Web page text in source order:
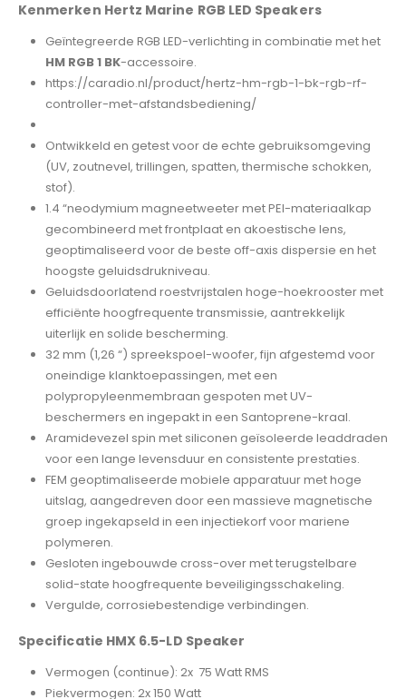
Kenmerken Hertz Marine RGB LED Speakers
Geïntegreerde RGB LED-verlichting in combinatie met het
HM RGB 1 BK-accessoire.
https://caradio.nl/product/hertz-hm-rgb-1-bk-rgb-rf-
controller-met-afstandsbediening/
Ontwikkeld en getest voor de echte gebruiksomgeving
(UV, zoutnevel, trillingen, spatten, thermische schokken,
stof).
1.4 “neodymium magneetweeter met PEI-materiaalkap
gecombineerd met frontplaat en akoestische lens,
geoptimaliseerd voor de beste off-axis dispersie en het
hoogste geluidsdrukniveau.
Geluidsdoorlatend roestvrijstalen hoge-hoekrooster met
efficiënte hoogfrequente transmissie, aantrekkelijk
uiterlijk en solide bescherming.
32 mm (1,26 “) spreekspoel-woofer, fijn afgestemd voor
oneindige klanktoepassingen, met een
polypropyleenmembraan gespoten met UV-
beschermers en ingepakt in een Santoprene-kraal.
Aramidevezel spin met siliconen geïsoleerde leaddraden
voor een lange levensduur en consistente prestaties.
FEM geoptimaliseerde mobiele apparatuur met hoge
uitslag, aangedreven door een massieve magnetische
groep ingekapseld in een injectiekorf voor mariene
polymeren.
Gesloten ingebouwde cross-over met terugstelbare
solid-state hoogfrequente beveiligingsschakeling.
Vergulde, corrosiebestendige verbindingen.
Specificatie HMX 6.5-LD Speaker
Vermogen (continue): 2x 75 Watt RMS
Piekvermogen: 2x 150 Watt